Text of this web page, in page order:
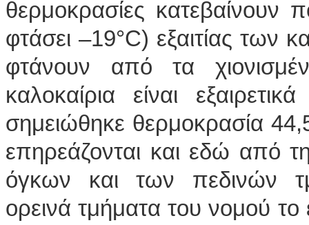
θερμοκρασίες κατεβαίνουν
φτάσει –19°C) εξαιτίας των
φτάνουν από τα
καλοκαίρια είναι
σημειώθηκε θερμοκρασία
επηρεάζονται και εδώ από
όγκων και των πεδινών
ορεινά τμήματα του νομού το